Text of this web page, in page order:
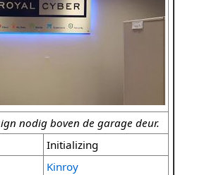
nodig boven de garage deur.
Initializing
Kinroy